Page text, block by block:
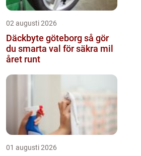
02 augusti 2026
Däckbyte göteborg så gör
du smarta val för säkra mil
året runt
01 augusti 2026